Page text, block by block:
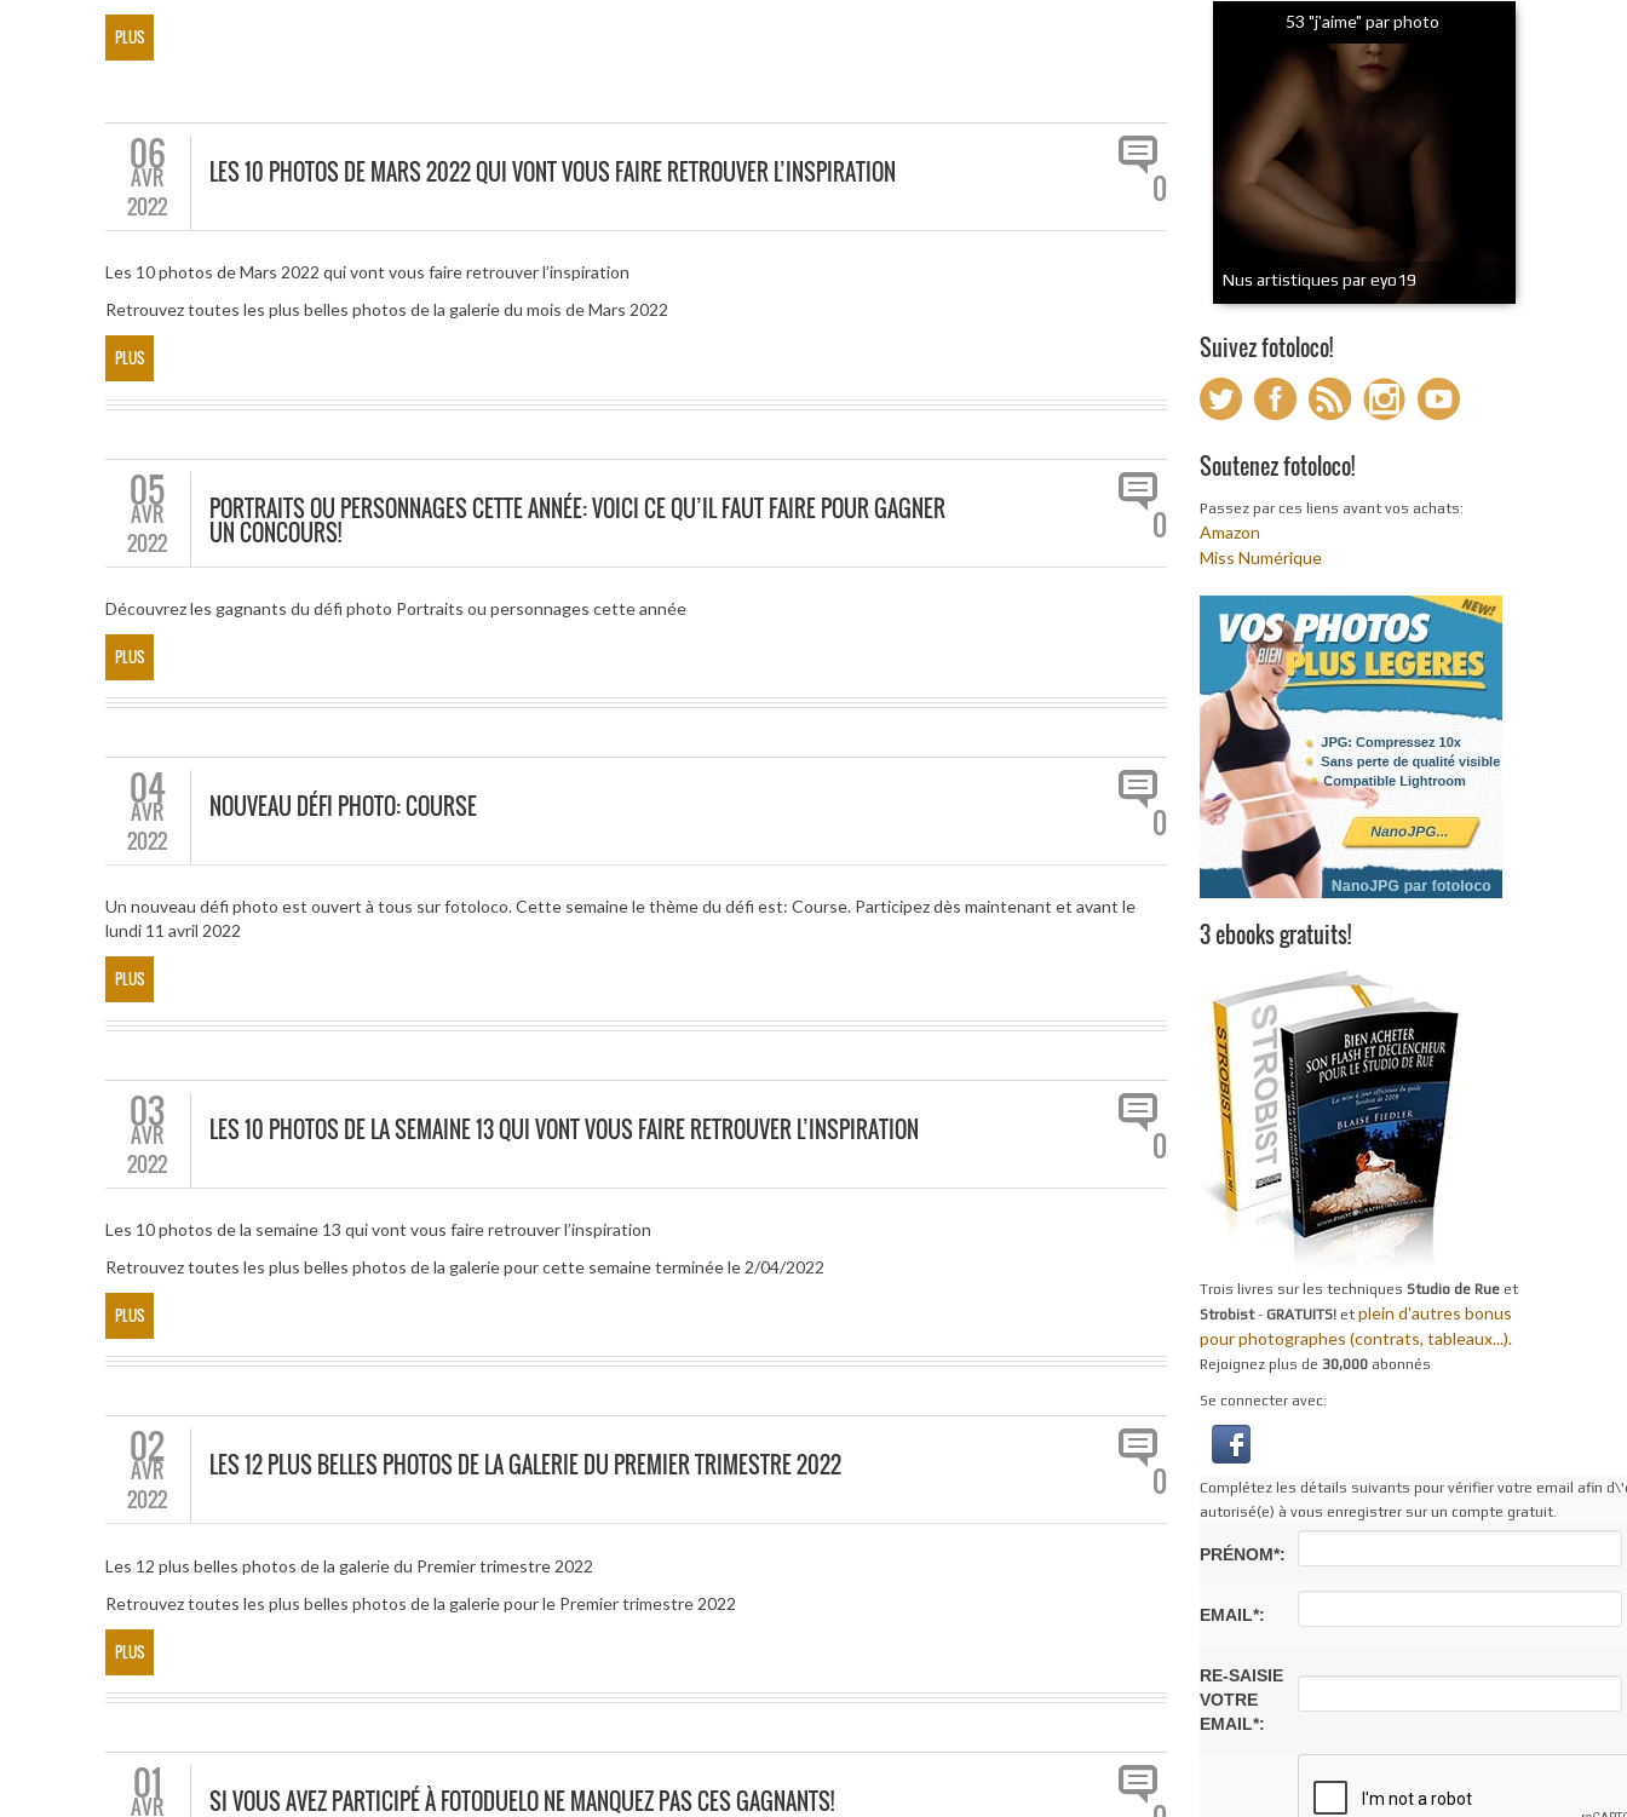
PLUS
06
AVR
2022
LES 10 PHOTOS DE MARS 2022 QUI VONT VOUS FAIRE RETROUVER L’INSPIRATION 0
Les 10 photos de Mars 2022 qui vont vous faire retrouver l’inspiration
Retrouvez toutes les plus belles photos de la galerie du mois de Mars 2022
PLUS
05
AVR
2022
PORTRAITS OU PERSONNAGES CETTE ANNÉE: VOICI CE QU’IL FAUT FAIRE POUR GAGNER
UN CONCOURS! 0
Découvrez les gagnants du défi photo Portraits ou personnages cette année
PLUS
04
AVR
2022
NOUVEAU DÉFI PHOTO: COURSE 0
Un nouveau défi photo est ouvert à tous sur fotoloco. Cette semaine le thème du défi est: Course. Participez dès maintenant et avant le
lundi 11 avril 2022
PLUS
03
AVR
2022
LES 10 PHOTOS DE LA SEMAINE 13 QUI VONT VOUS FAIRE RETROUVER L’INSPIRATION 0
Les 10 photos de la semaine 13 qui vont vous faire retrouver l’inspiration
Retrouvez toutes les plus belles photos de la galerie pour cette semaine terminée le 2/04/2022
PLUS
02
AVR
2022
LES 12 PLUS BELLES PHOTOS DE LA GALERIE DU PREMIER TRIMESTRE 2022 0
Les 12 plus belles photos de la galerie du Premier trimestre 2022
Retrouvez toutes les plus belles photos de la galerie pour le Premier trimestre 2022
PLUS
01
AVR
SI VOUS AVEZ PARTICIPÉ À FOTODUELO NE MANQUEZ PAS CES GAGNANTS!
53 "j'aime" par photo
Nus artistiques par eyo19
Suivez fotoloco!
Soutenez fotoloco!
Passez par ces liens avant vos achats:
Amazon
Miss Numérique
3 ebooks gratuits!
Trois livres sur les techniques Studio de Rueet
Strobist- GRATUITS! et plein d'autres bonus
pour photographes (contrats, tableaux...).
Rejoignez plus de 30,000abonnés
Se connecter avec:
Complétez les détails suivants pour vérifier votre email afin
autorisé(e) à vous enregistrer sur un compte gratuit.
PRÉNOM*:
EMAIL*:
RE-SAISIE
VOTRE
EMAIL*: